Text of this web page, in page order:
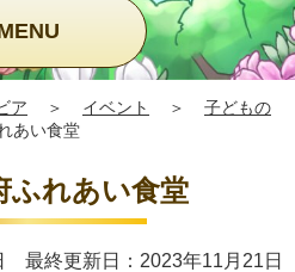
ア ＞ イベント ＞
子どもの
あい食堂
ふれあい食堂
最終更新日：2023年11月21日